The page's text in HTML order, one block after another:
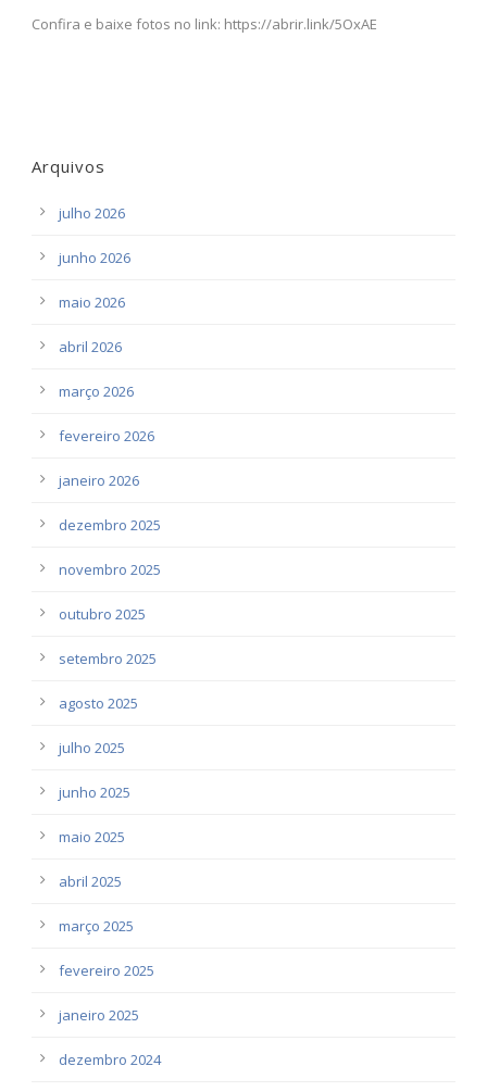
Confira e baixe fotos no link: https://abrir.link/5OxAE
Arquivos
julho 2026
junho 2026
maio 2026
abril 2026
março 2026
fevereiro 2026
janeiro 2026
dezembro 2025
novembro 2025
outubro 2025
setembro 2025
agosto 2025
julho 2025
junho 2025
maio 2025
abril 2025
março 2025
fevereiro 2025
janeiro 2025
dezembro 2024